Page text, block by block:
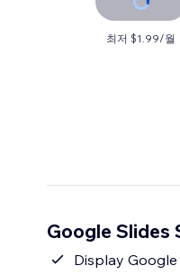
최저 $1.99/월
Google Slides
Display